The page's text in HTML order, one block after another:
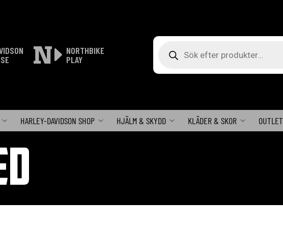
NORTHBIKE
PLAY
HARLEY-DAVIDSON SHOP HJÄLM & SKYDD KLÄDER & SKOR OUTLET